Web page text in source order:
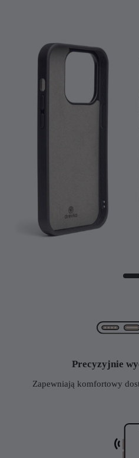
Precyzyjnie
Zapewniają komfortowy